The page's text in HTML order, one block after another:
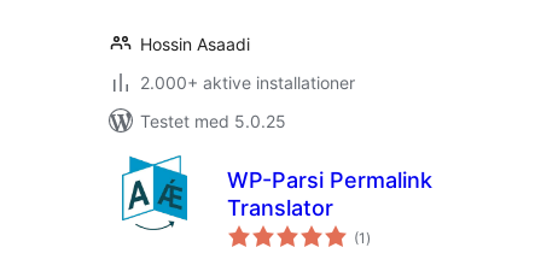
Hossin Asaadi
2.000+ aktive installationer
Testet med 5.0.25
WP-Parsi Permalink
Translator
(1 totale
bedømmelser
)